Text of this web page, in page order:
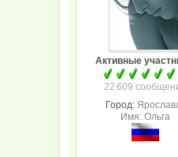
Активные
22 609
Город:
Имя: Ольга